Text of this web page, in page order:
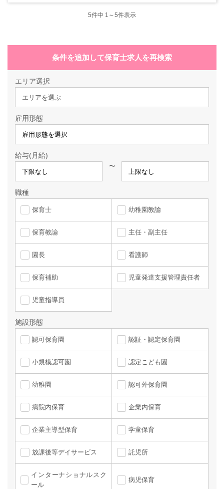
5件中 1～5件表示
条件を追加して保育士求人を再検索
エリア選択
エリアを選ぶ
雇用形態
給与(月給)
〜
職種
保育士 幼稚園教諭
保育教諭 主任・副主任
園長 看護師
保育補助 児童発達支援管理責任者
児童指導員
施設形態
認可保育園 認証・認定保育園
小規模認可園 認定こども園
幼稚園 認可外保育園
病院内保育 企業内保育
企業主導型保育 学童保育
放課後等デイサービス 託児所
インターナショナルスク
ール
病児保育